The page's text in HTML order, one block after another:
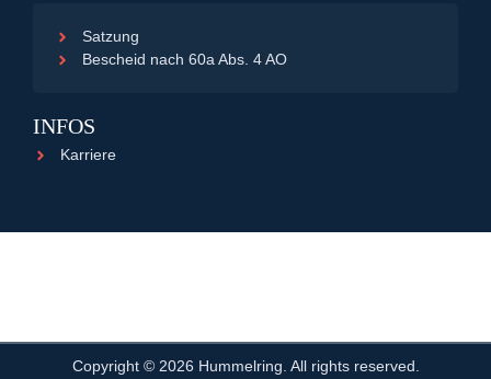
Satzung
Bescheid nach 60a Abs. 4 AO
INFOS
Karriere
Copyright © 2026 Hummelring. All rights reserved.